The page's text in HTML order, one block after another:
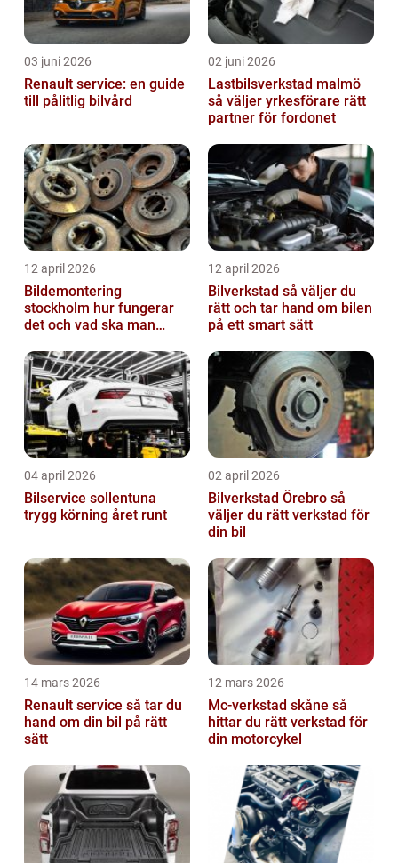
03 juni 2026
Renault service: en guide
till pålitlig bilvård
02 juni 2026
Lastbilsverkstad malmö
så väljer yrkesförare rätt
partner för fordonet
12 april 2026
Bildemontering
stockholm hur fungerar
det och vad ska man
12 april 2026
Bilverkstad så väljer du
rätt och tar hand om bilen
på ett smart sätt
04 april 2026
Bilservice sollentuna
trygg körning året runt
02 april 2026
Bilverkstad Örebro så
väljer du rätt verkstad för
din bil
14 mars 2026
Renault service så tar du
hand om din bil på rätt
sätt
12 mars 2026
Mc-verkstad skåne så
hittar du rätt verkstad för
din motorcykel